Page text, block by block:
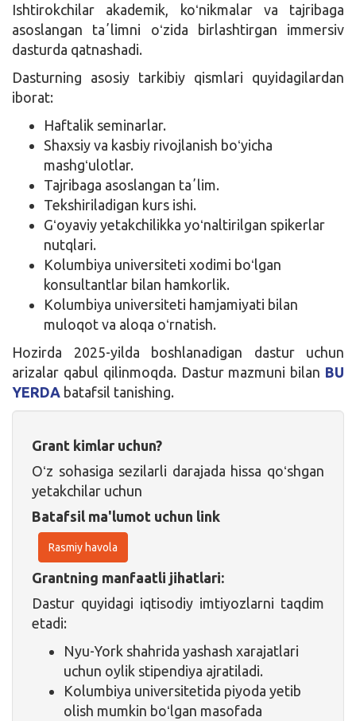
Ishtirokchilar akademik, koʻnikmalar va tajribaga
asoslangan taʼlimni oʻzida birlashtirgan immersiv
dasturda qatnashadi.
Dasturning asosiy tarkibiy qismlari quyidagilardan
iborat:
Haftalik seminarlar.
Shaxsiy va kasbiy rivojlanish boʻyicha
mashgʻulotlar.
Tajribaga asoslangan taʼlim.
Tekshiriladigan kurs ishi.
Gʻoyaviy yetakchilikka yoʻnaltirilgan spikerlar
nutqlari.
Kolumbiya universiteti xodimi boʻlgan
konsultantlar bilan hamkorlik.
Kolumbiya universiteti hamjamiyati bilan
muloqot va aloqa oʻrnatish.
Hozirda 2025-yilda boshlanadigan dastur uchun
arizalar qabul qilinmoqda. Dastur mazmuni bilan BU
YERDA batafsil tanishing.
Grant kimlar uchun?
Oʻz sohasiga sezilarli darajada hissa qoʻshgan
yetakchilar uchun
Batafsil ma'lumot uchun link
Rasmiy havola
Grantning manfaatli jihatlari:
Dastur quyidagi iqtisodiy imtiyozlarni taqdim
etadi:
Nyu-York shahrida yashash xarajatlari
uchun oylik stipendiya ajratiladi.
Kolumbiya universitetida piyoda yetib
olish mumkin boʻlgan masofada